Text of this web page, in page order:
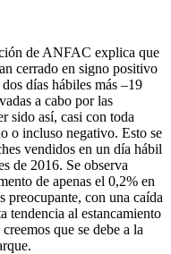
de ANFAC explica que
cerrado en signo positivo
días hábiles más –19
a cabo por las
sido así, casi con toda
o incluso negativo. Esto se
vendidos en un día hábil
de 2016. Se observa
de apenas el 0,2% en
preocupante, con una caída
tendencia al estancamiento
que se debe a la